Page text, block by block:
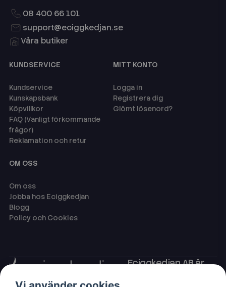
08 400 66 101
support@eciggkedjan.se
Våra butiker
KUNDSERVICE
Kundservice
Kunskapsbank
Köpvillkor
FAQ (Vanligt förkommande
frågor)
Reklamation och retur
MITT KONTO
Logga in
Registrera dig
Glömt lösenord?
OM OSS
Om oss
Jobba hos Eciggkedjan
Blogg
Policy och Cookies
Eciggkedjan AB är